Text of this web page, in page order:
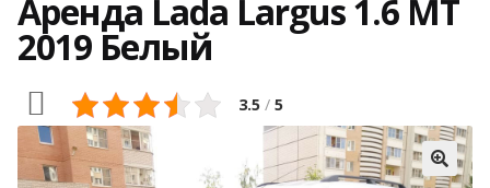
Аренда Lada Largus 1.6 МТ
2019 Белый
3.5 / 5